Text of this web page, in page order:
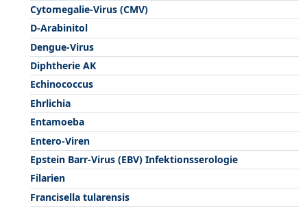
Cytomegalie-Virus (CMV)
D-Arabinitol
Dengue-Virus
Diphtherie AK
Echinococcus
Ehrlichia
Entamoeba
Entero-Viren
Epstein Barr-Virus (EBV) Infektionsserologie
Filarien
Francisella tularensis